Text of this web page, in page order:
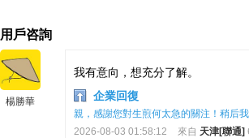
用戶咨詢
楊勝華
我有意向，想充分了解。
企業回復
親，感謝您對生煎何太急的關注！稍后
2026-08-03 01:58:12
來自 天津[聯通]